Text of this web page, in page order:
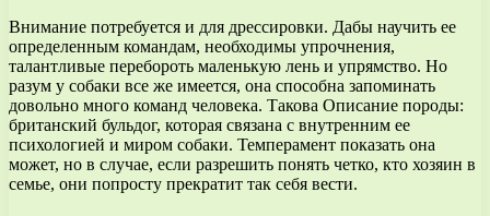
Внимание потребуется и для дрессировки. Дабы научить ее
определенным командам, необходимы упрочнения,
талантливые перебороть маленькую лень и упрямство. Но
разум у собаки все же имеется, она способна запоминать
довольно много команд человека. Такова Описание породы:
британский бульдог, которая связана с внутренним ее
психологией и миром собаки. Темперамент показать она
может, но в случае, если разрешить понять четко, кто хозяин в
семье, они попросту прекратит так себя вести.